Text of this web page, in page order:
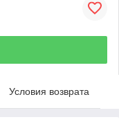
Условия возврата